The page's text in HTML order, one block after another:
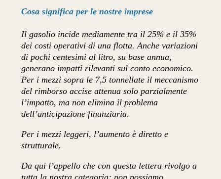
Cosa significa per le nostre imprese
Il gasolio incide mediamente tra il 25% e il 35%
dei costi operativi di una flotta. Anche variazioni
di pochi centesimi al litro, su base annua,
generano impatti rilevanti sul conto economico.
Per i mezzi sopra le 7,5 tonnellate il meccanismo
del rimborso accise attenua solo parzialmente
l’impatto, ma non elimina il problema
dell’anticipazione finanziaria.
Per i mezzi leggeri, l’aumento è diretto e
strutturale.
Da qui l’appello che con questa lettera rivolgo a